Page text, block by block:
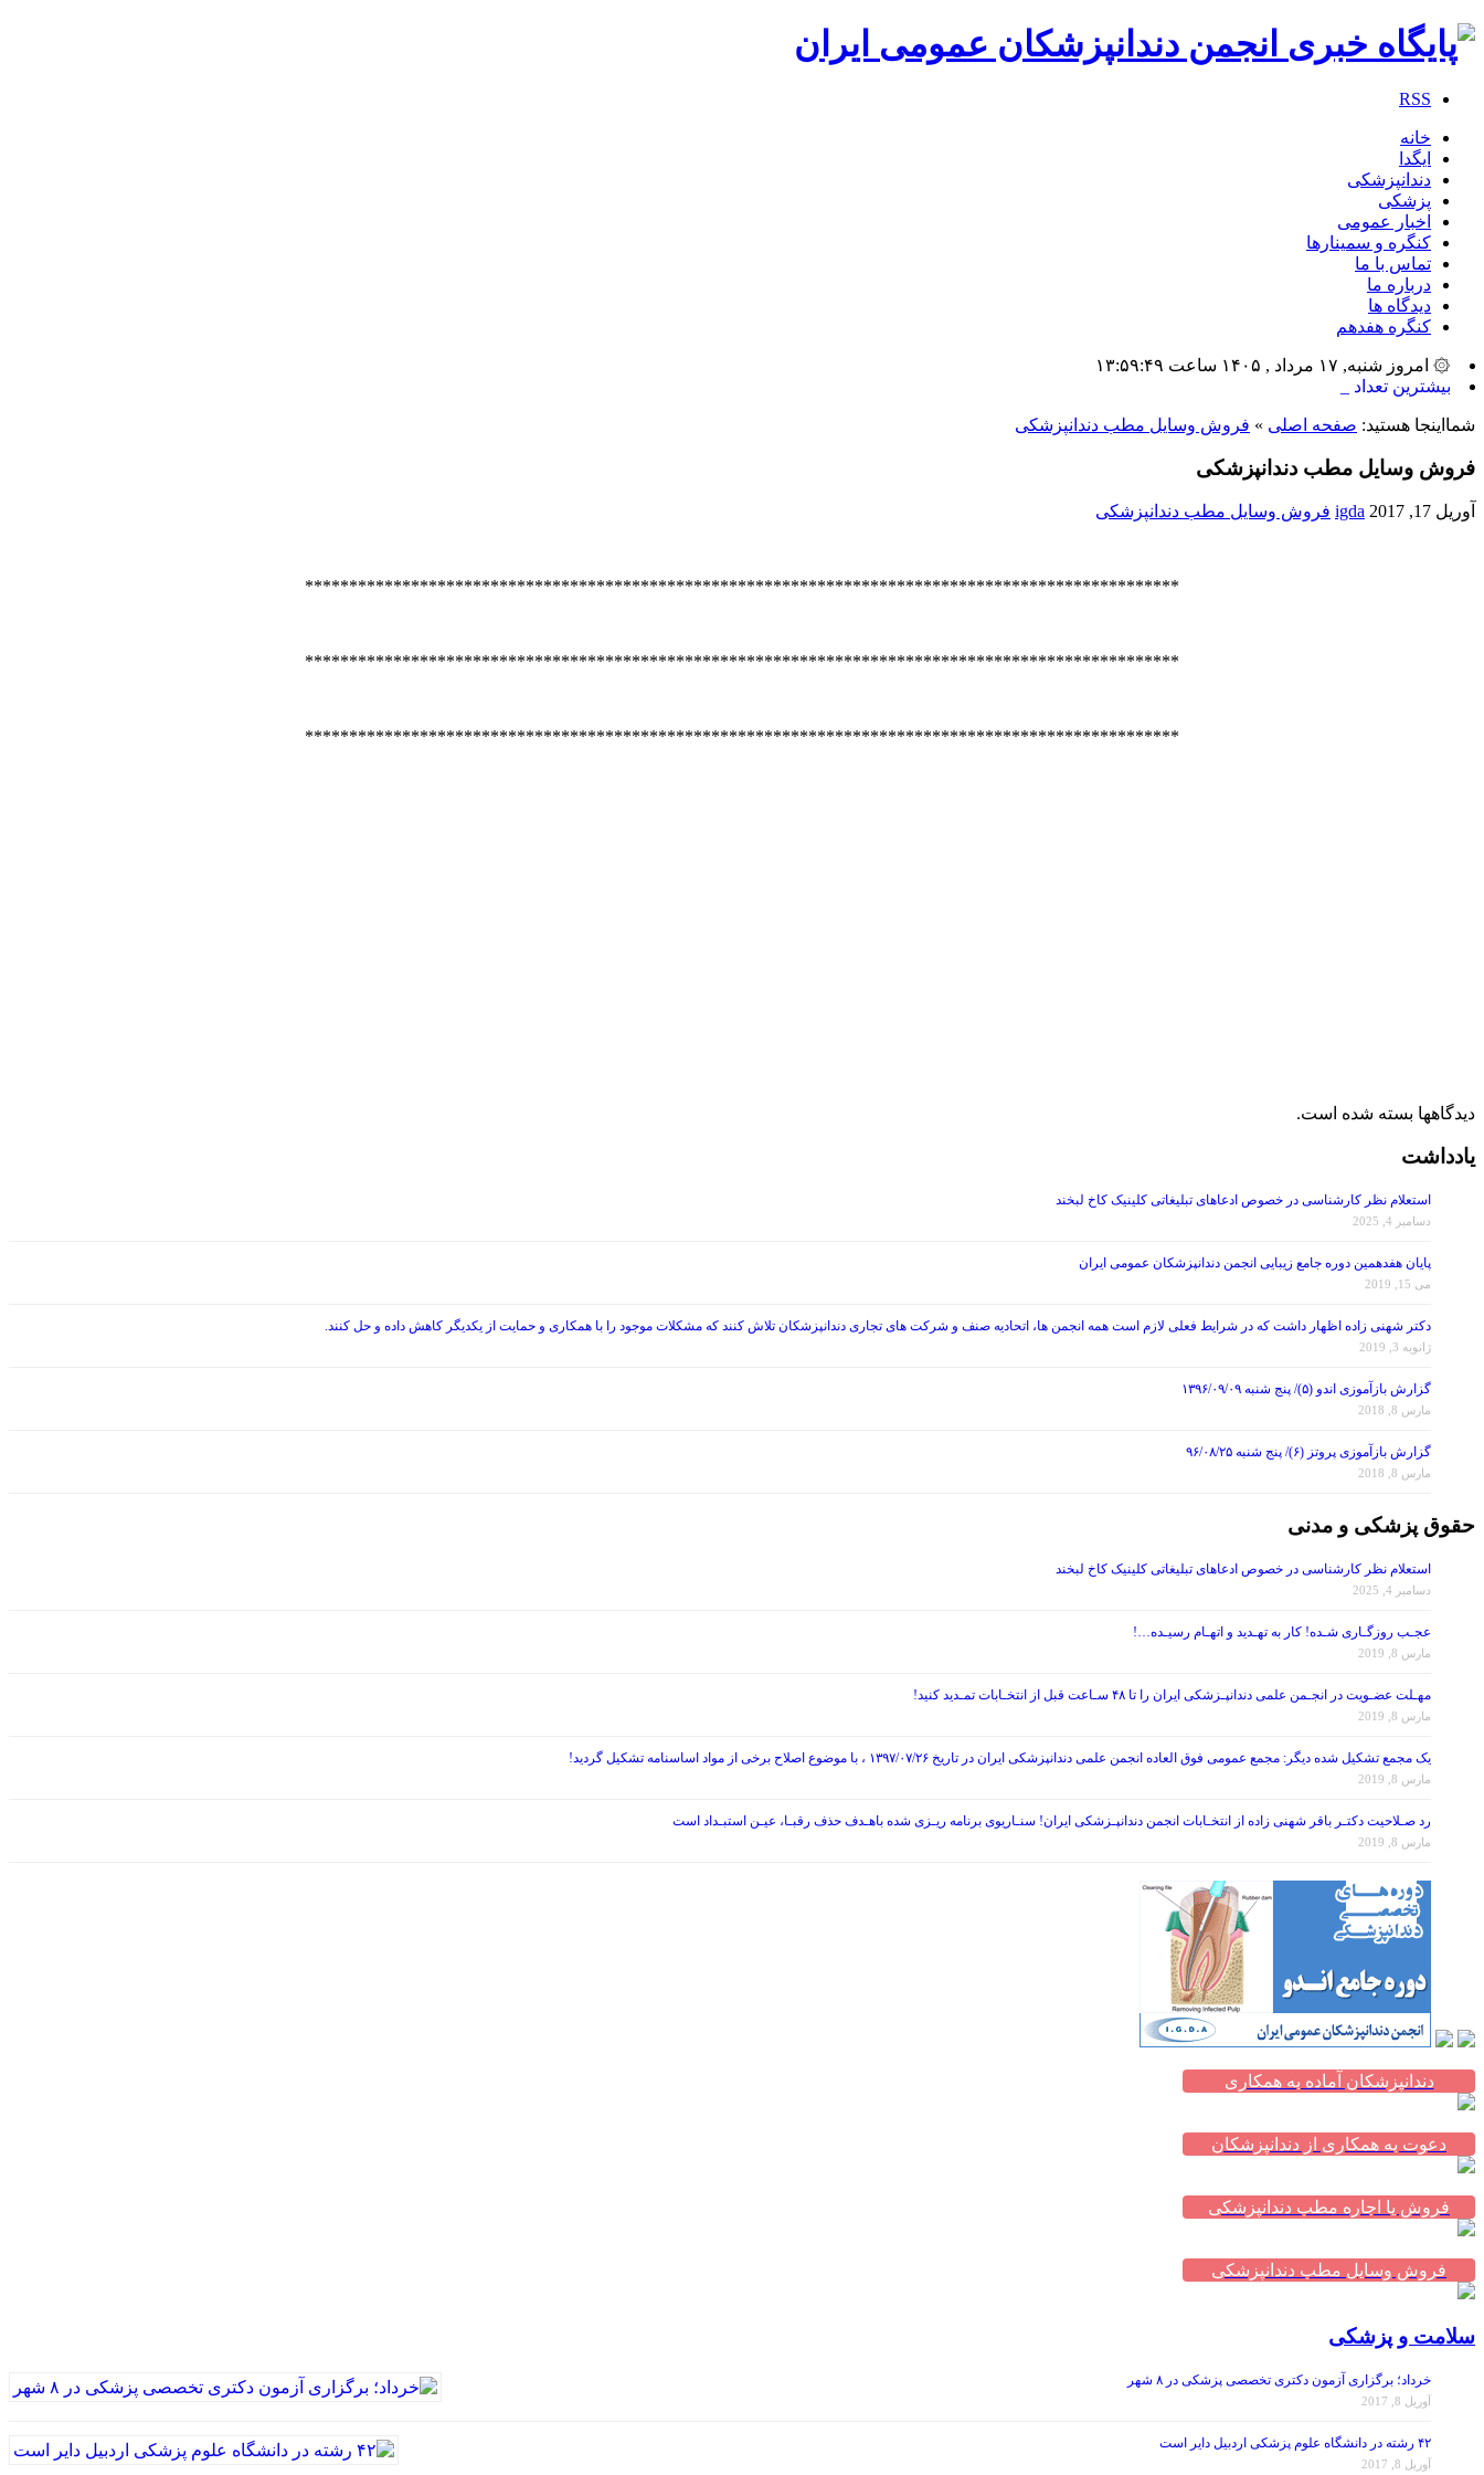
RSS
خانه
ایگدا
دندانپزشکی
پزشکی
اخبار عمومی
کنگره و سمینارها
تماس با ما
درباره ما
دیدگاه ها
کنگره هفدهم
۞ امروز شنبه, ۱۷ مرداد , ۱۴۰۵ ساعت ۱۳:۵۹:۴۹
بیشترین تعداد سخنرانان، مدیر_
شمااینجا هستید: صفحه اصلی » فروش وسایل مطب دندانپزشکی
فروش وسایل مطب دندانپزشکی
آوریل 17, 2017 igda فروش وسایل مطب دندانپزشکی
***************************************************************************************************
***************************************************************************************************
***************************************************************************************************
دیدگاهها بسته شده است.
یادداشت
استعلام نظر کارشناسی در خصوص ادعاهای تبلیغاتی کلینیک کاخ لبخند
دسامبر 4, 2025
پایان هفدهمین دوره جامع زیبایی انجمن دندانپزشکان عمومی ایران
می 15, 2019
دکتر شهنی زاده اظهار داشت که در شرایط فعلی لازم است همه انجمن ها، اتحادیه صنف و شرکت های تجاری دندانپزشکان تلاش کنند که مشکلات موجود را با همکاری و حمایت از یکدیگر کاهش داده و حل کنند.
ژانویه 3, 2019
گزارش بازآموزی اندو (۵)/ پنج شنبه ۱۳۹۶/۰۹/۰۹
مارس 8, 2018
گزارش بازآموزی پروتز (۶)/ پنج شنبه ۹۶/۰۸/۲۵
مارس 8, 2018
حقوق پزشکی و مدنی
استعلام نظر کارشناسی در خصوص ادعاهای تبلیغاتی کلینیک کاخ لبخند
دسامبر 4, 2025
عجـب روزگـاری شـده! کار به تهـدید و اتهـام رسیـده…!
مارس 8, 2019
مهـلت عضـویت در انجـمن علمی دندانپـزشکی ایران را تا ۴۸ سـاعت قبل از انتخـابات تمـدید کنید!
مارس 8, 2019
یک مجمع تشکیل شده دیگر: مجمع عمومی فوق العاده انجمن علمی دندانپزشکی ایران در تاریخ ۱۳۹۷/۰۷/۲۶ ، با موضوع اصلاح برخی از مواد اساسنامه تشکیل گردید!
مارس 8, 2019
رد صـلاحیت دکتـر باقر شهنی زاده از انتخـابات انجمن دندانپـزشکی ایران! سنـاریوی برنامه ریـزی شده باهـدف حذف رقبـا، عیـن استبـداد است
مارس 8, 2019
دندانپزشکان آماده به همکاری
دعوت به همکاری از دندانپزشکان
فروش یا اجاره مطب دندانپزشکی
فروش وسایل مطب دندانپزشکی
سلامت و پزشکی
خرداد؛ برگزاری آزمون دکتری تخصصی پزشکی در ۸ شهر
آوریل 8, 2017
۴۲ رشته در دانشگاه علوم پزشکی اردبیل دایر است
آوریل 8, 2017